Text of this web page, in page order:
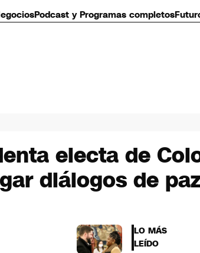
Podcast y Programas completos
electa de
diálogos de
LO MÁS
LEÍDO